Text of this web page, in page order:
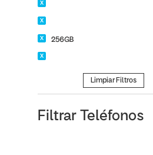
256GB
Limpiar Filtros
Filtrar Teléfonos